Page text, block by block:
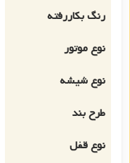
رنگ بکاررفته
نوع موتور
نوع شیشه
طرح بند
نوع قفل